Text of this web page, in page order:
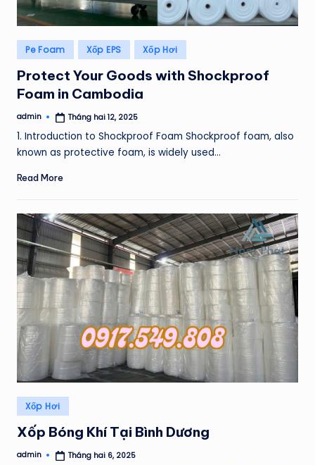
Posted
in
Pe Foam Xốp EPS Xốp Hơi
Protect Your Goods with Shockproof
Foam in Cambodia
Posted
admin Tháng hai 12, 2025
1. Introduction to Shockproof Foam Shockproof foam, also
known as protective foam, is widely used…
Read More
Posted
in
Xốp Hơi
Xốp Bóng Khí Tại Bình Dương
Posted
admin Tháng hai 6, 2025